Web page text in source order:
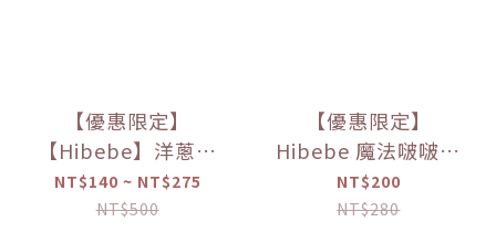
【優惠限定】
【Hibebe】洋蔥蘋
果魚湯250ml/包｜
2包/盒｜虱目魚湯
NT$140 ~ NT$275
NT$500
【優惠限定】
Hibebe 魔法啵啵棒
牛奶/草莓/起司/藍
莓葡萄/芒果(150g/
NT$200
NT$280